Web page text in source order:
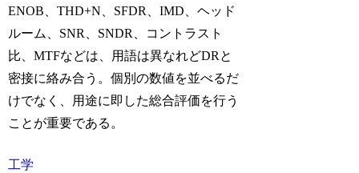
ENOB、THD+N、SFDR、IMD、ヘッド
ルーム、SNR、SNDR、コントラスト
比、MTFなどは、用語は異なれどDRと
密接に絡み合う。個別の数値を並べるだ
けでなく、用途に即した総合評価を行う
ことが重要である。
工学